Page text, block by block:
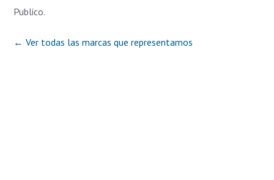
Publico.
← Ver todas las marcas que representamos